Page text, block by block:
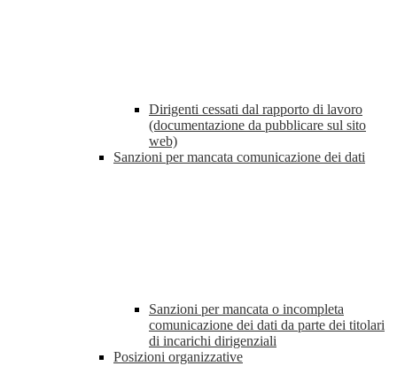
Dirigenti cessati dal rapporto di lavoro
(documentazione da pubblicare sul sito
web)
Sanzioni per mancata comunicazione dei dati
Sanzioni per mancata o incompleta
comunicazione dei dati da parte dei titolari
di incarichi dirigenziali
Posizioni organizzative